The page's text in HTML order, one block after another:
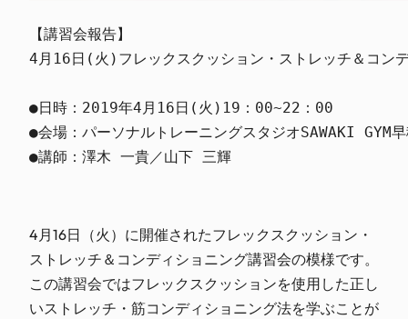
【講習会報告】
4月16日(火)フレックスクッション・ストレッチ＆コン
●日時：2019年4月16日(火)19：00~22：00
●会場：パーソナルトレーニングスタジオSAWAKI GYM
●講師：澤木 一貴／山下 三輝
4月16日（火）に開催されたフレックスクッション・
ストレッチ＆コンディショニング講習会の模様です。
この講習会ではフレックスクッションを使用した正し
いストレッチ・筋コンディショニング法を学ぶことが